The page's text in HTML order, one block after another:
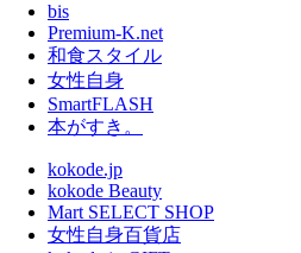
bis
Premium-K.net
和食スタイル
女性自身
SmartFLASH
本がすき。
kokode.jp
kokode Beauty
Mart SELECT SHOP
女性自身百貨店